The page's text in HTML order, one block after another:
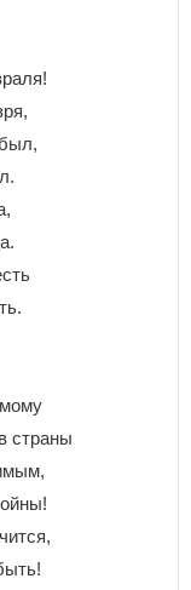
страны